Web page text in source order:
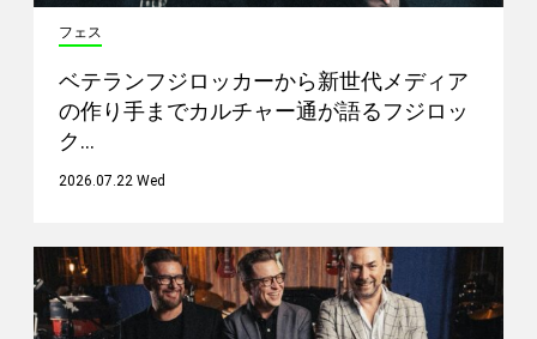
フェス
ベテランフジロッカーから新世代メディア
の作り手までカルチャー通が語るフジロッ
ク…
2026.07.22 Wed